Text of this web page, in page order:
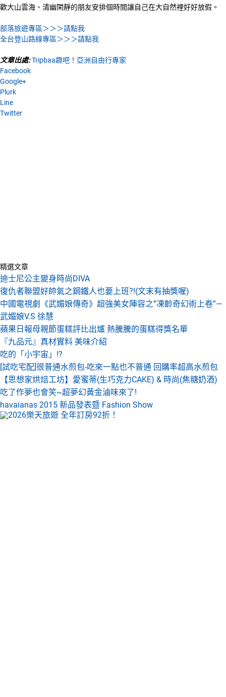
歡大山雲海、清幽閑靜的朋友安排個時間讓自己在大自然裡好好放假。
部落旅遊專區＞＞＞請點我
全台登山路線專區＞＞＞請點我
文章出處:Tripbaa趣吧！亞洲自由行專家
Facebook
Google+
Plurk
Line
Twitter
精選文章
迪士尼公主變身時尚DIVA
復仇者聯盟好帥氣之鋼鐵人也要上班?!(文末有抽獎喔)
中國電視劇《武媚娘傳奇》超強美女陣容之”凍齡奇幻術上卷”—
武媚娘V.S 徐慧
蘋果日報母親節蛋糕評比出爐 熱騰騰的蛋糕得獎名單
『九品元』真材實料 美味介紹
吃的「小宇宙」!?
[試吃宅配]很普通水煎包-吃來一點也不普通 回購率超高水煎包
【思想家烘焙工坊】愛蜜蒂(生巧克力CAKE) & 時尚(焦糖奶酒)
吃了作夢也會笑~超夢幻黃金滷味來了!
havaianas 2015 新品發表暨 Fashion Show